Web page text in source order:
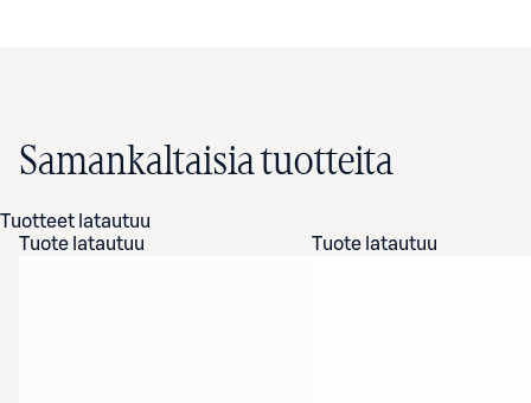
Samankaltaisia tuotteita
Tuotteet latautuu
Tuote latautuu
Tuote latautuu